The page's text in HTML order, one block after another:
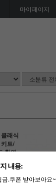
마이페이지
래식
트/
확연
프로내용:
.쿠폰 받아보아요~